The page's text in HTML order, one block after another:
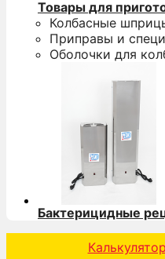
Товары для
Колбасные
Приправы и
Оболочки для
Бактерицидные